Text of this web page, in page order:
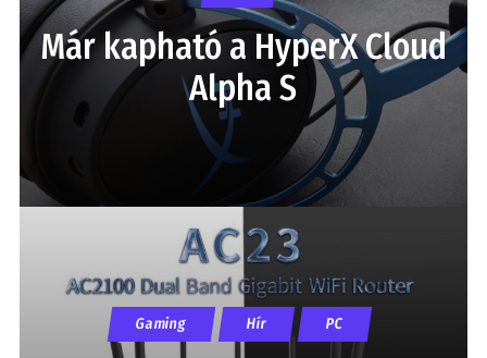
Már kapható a HyperX Cloud
Alpha S
Gaming Hír PC